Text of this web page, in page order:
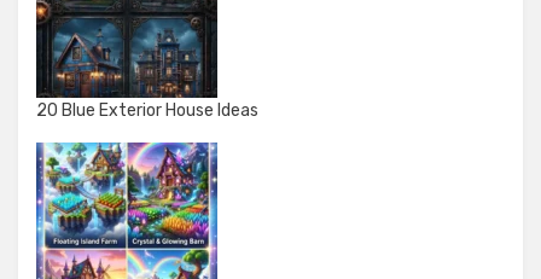
20 Blue Exterior House Ideas